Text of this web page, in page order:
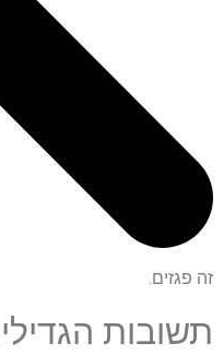
זה פגזים.
תשובות